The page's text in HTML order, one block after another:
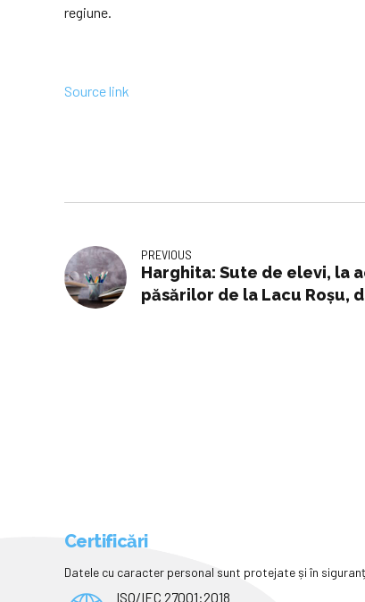
regiune.
Source link
PREVIOUS
Harghita: Sute de elevi, la
păsărilor de la Lacu Roșu,
Certificări
Datele cu caracter personal sunt protejate și în
ISO/IEC 27001:2018